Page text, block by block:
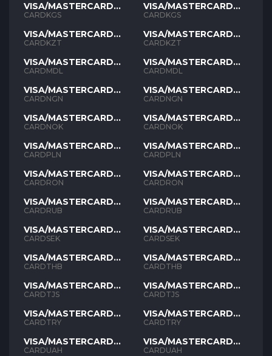
VISA/MASTERCARD
KGS
CARDKGS
VISA/MASTERCARD
KZT
CARDKZT
VISA/MASTERCARD
MDL
CARDMDL
VISA/MASTERCARD
NGN
CARDNGN
VISA/MASTERCARD
NOK
CARDNOK
VISA/MASTERCARD
PLN
CARDPLN
VISA/MASTERCARD
RON
CARDRON
VISA/MASTERCARD
RUB
CARDRUB
VISA/MASTERCARD
SEK
CARDSEK
VISA/MASTERCARD
THB
CARDTHB
VISA/MASTERCARD
TJS
CARDTJS
VISA/MASTERCARD
TYR
CARDTRY
VISA/MASTERCARD
UAH
CARDUAH
VISA/MASTERCARD
KGS
CARDKGS
VISA/MASTERCARD
KZT
CARDKZT
VISA/MASTERCARD
MDL
CARDMDL
VISA/MASTERCARD
NGN
CARDNGN
VISA/MASTERCARD
NOK
CARDNOK
VISA/MASTERCARD
PLN
CARDPLN
VISA/MASTERCARD
RON
CARDRON
VISA/MASTERCARD
RUB
CARDRUB
VISA/MASTERCARD
SEK
CARDSEK
VISA/MASTERCARD
THB
CARDTHB
VISA/MASTERCARD
TJS
CARDTJS
VISA/MASTERCARD
TYR
CARDTRY
VISA/MASTERCARD
UAH
CARDUAH